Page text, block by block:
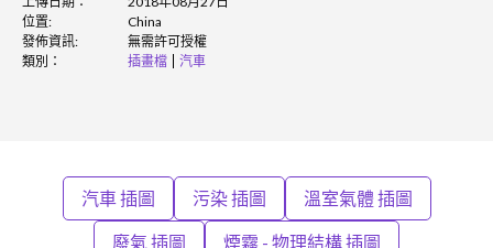
位置:
China
發佈資訊:
無需許可授權
類別：
插畫檔 汽車
汽車 插圖 污染 插圖 溫室氣體 插圖
廢氣 插圖 煙霧 - 物理結構 插圖